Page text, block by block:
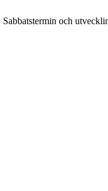
och